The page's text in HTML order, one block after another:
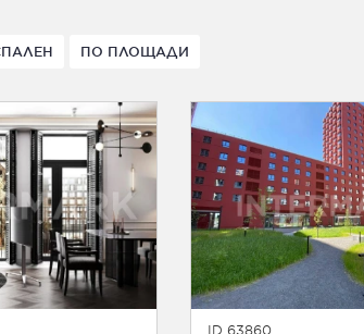
ПО ПЛОЩАДИ
ID 63860